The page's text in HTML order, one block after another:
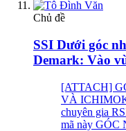
Chủ đề
SSI Dưới góc
Demark: Vào
[ATTACH]
VÀ
chuyên gia
mã này